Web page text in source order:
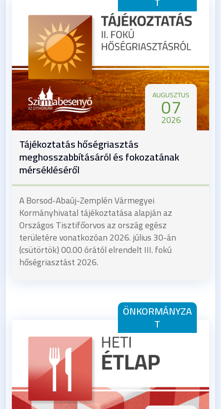
AUGUSZTUS
07
2026
Tájékoztatás hőségriasztás
meghosszabbításáról és fokozatának
mérsékléséről
A Borsod-Abaúj-Zemplén Vármegyei
Kormányhivatal tájékoztatása alapján az
Országos Tisztifőorvos az ország egész
területére vonatkozóan 2026. július 30-án
(csütörtök) 00.00 órától elrendelt III. fokú
hőségriasztást 2026.
ÖNKORMÁNYZA
T